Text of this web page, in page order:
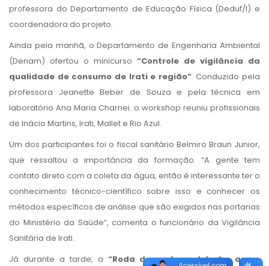
professora do Departamento de Educação Física (Deduf/I) e
coordenadora do projeto.
Ainda pela manhã, o Departamento de Engenharia Ambiental
(Denam) ofertou o minicurso “Controle de vigilância da
qualidade de consumo de Irati e região”. Conduzido pela
professora Jeanette Beber de Souza e pela técnica em
laboratório Ana Maria Charnei. o workshop reuniu profissionais
de Inácio Martins, Irati, Mallet e Rio Azul.
Um dos participantes foi o fiscal sanitário Belmiro Braun Junior,
que ressaltou a importância da formação. “A gente tem
contato direto com a coleta da água, então é interessante ter o
conhecimento técnico-científico sobre isso e conhecer os
métodos específicos de análise que são exigidos nas portarias
do Ministério da Saúde”, comenta o funcionário da Vigilância
Sanitária de Irati.
Já durante a tarde, a “Roda de mate e debate: quem